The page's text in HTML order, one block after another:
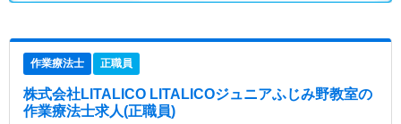
作業療法士 正職員
株式会社LITALICO LITALICOジュニアふじみ野教室の
作業療法士求人(正職員)